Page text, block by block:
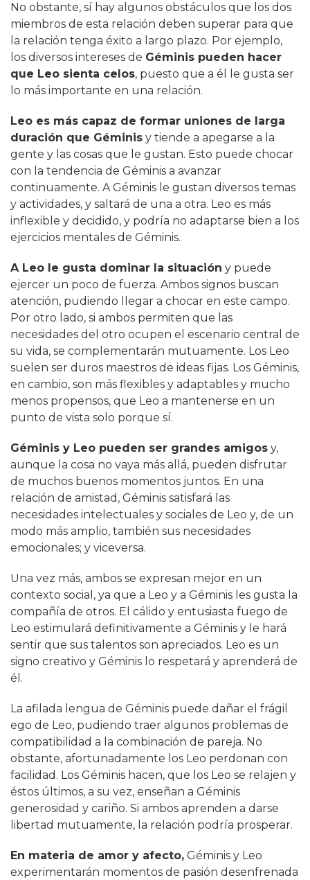
No obstante, sí hay algunos obstáculos que los dos
miembros de esta relación deben superar para que
la relación tenga éxito a largo plazo. Por ejemplo,
los diversos intereses de Géminis pueden hacer
que Leo sienta celos, puesto que a él le gusta ser
lo más importante en una relación.
Leo es más capaz de formar uniones de larga
duración que Géminis y tiende a apegarse a la
gente y las cosas que le gustan. Esto puede chocar
con la tendencia de Géminis a avanzar
continuamente. A Géminis le gustan diversos temas
y actividades, y saltará de una a otra. Leo es más
inflexible y decidido, y podría no adaptarse bien a los
ejercicios mentales de Géminis.
A Leo le gusta dominar la situación y puede
ejercer un poco de fuerza. Ambos signos buscan
atención, pudiendo llegar a chocar en este campo.
Por otro lado, si ambos permiten que las
necesidades del otro ocupen el escenario central de
su vida, se complementarán mutuamente. Los Leo
suelen ser duros maestros de ideas fijas. Los Géminis,
en cambio, son más flexibles y adaptables y mucho
menos propensos, que Leo a mantenerse en un
punto de vista solo porque sí.
Géminis y Leo pueden ser grandes amigos y,
aunque la cosa no vaya más allá, pueden disfrutar
de muchos buenos momentos juntos. En una
relación de amistad, Géminis satisfará las
necesidades intelectuales y sociales de Leo y, de un
modo más amplio, también sus necesidades
emocionales; y viceversa.
Una vez más, ambos se expresan mejor en un
contexto social, ya que a Leo y a Géminis les gusta la
compañía de otros. El cálido y entusiasta fuego de
Leo estimulará definitivamente a Géminis y le hará
sentir que sus talentos son apreciados. Leo es un
signo creativo y Géminis lo respetará y aprenderá de
él.
La afilada lengua de Géminis puede dañar el frágil
ego de Leo, pudiendo traer algunos problemas de
compatibilidad a la combinación de pareja. No
obstante, afortunadamente los Leo perdonan con
facilidad. Los Géminis hacen, que los Leo se relajen y
éstos últimos, a su vez, enseñan a Géminis
generosidad y cariño. Si ambos aprenden a darse
libertad mutuamente, la relación podría prosperar.
En materia de amor y afecto, Géminis y Leo
experimentarán momentos de pasión desenfrenada